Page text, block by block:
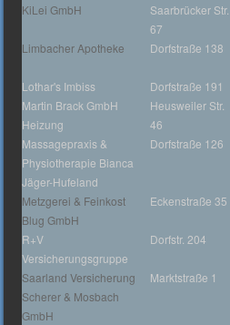
KiLei GmbH
Saarbrücker Str.
67
Limbacher Apotheke
Dorfstraße 138
Lothar's Imbiss
Dorfstraße 191
Martin Brack GmbH
Heizung
Heusweiler Str.
46
Massagepraxis &
Physiotherapie Bianca
Jäger-Hufeland
Dorfstraße 126
Metzgerei & Feinkost
Blug GmbH
Eckenstraße 35
R+V
Versicherungsgruppe
Dorfstr. 204
Saarland Versicherung
Scherer & Mosbach
GmbH
Marktstraße 1